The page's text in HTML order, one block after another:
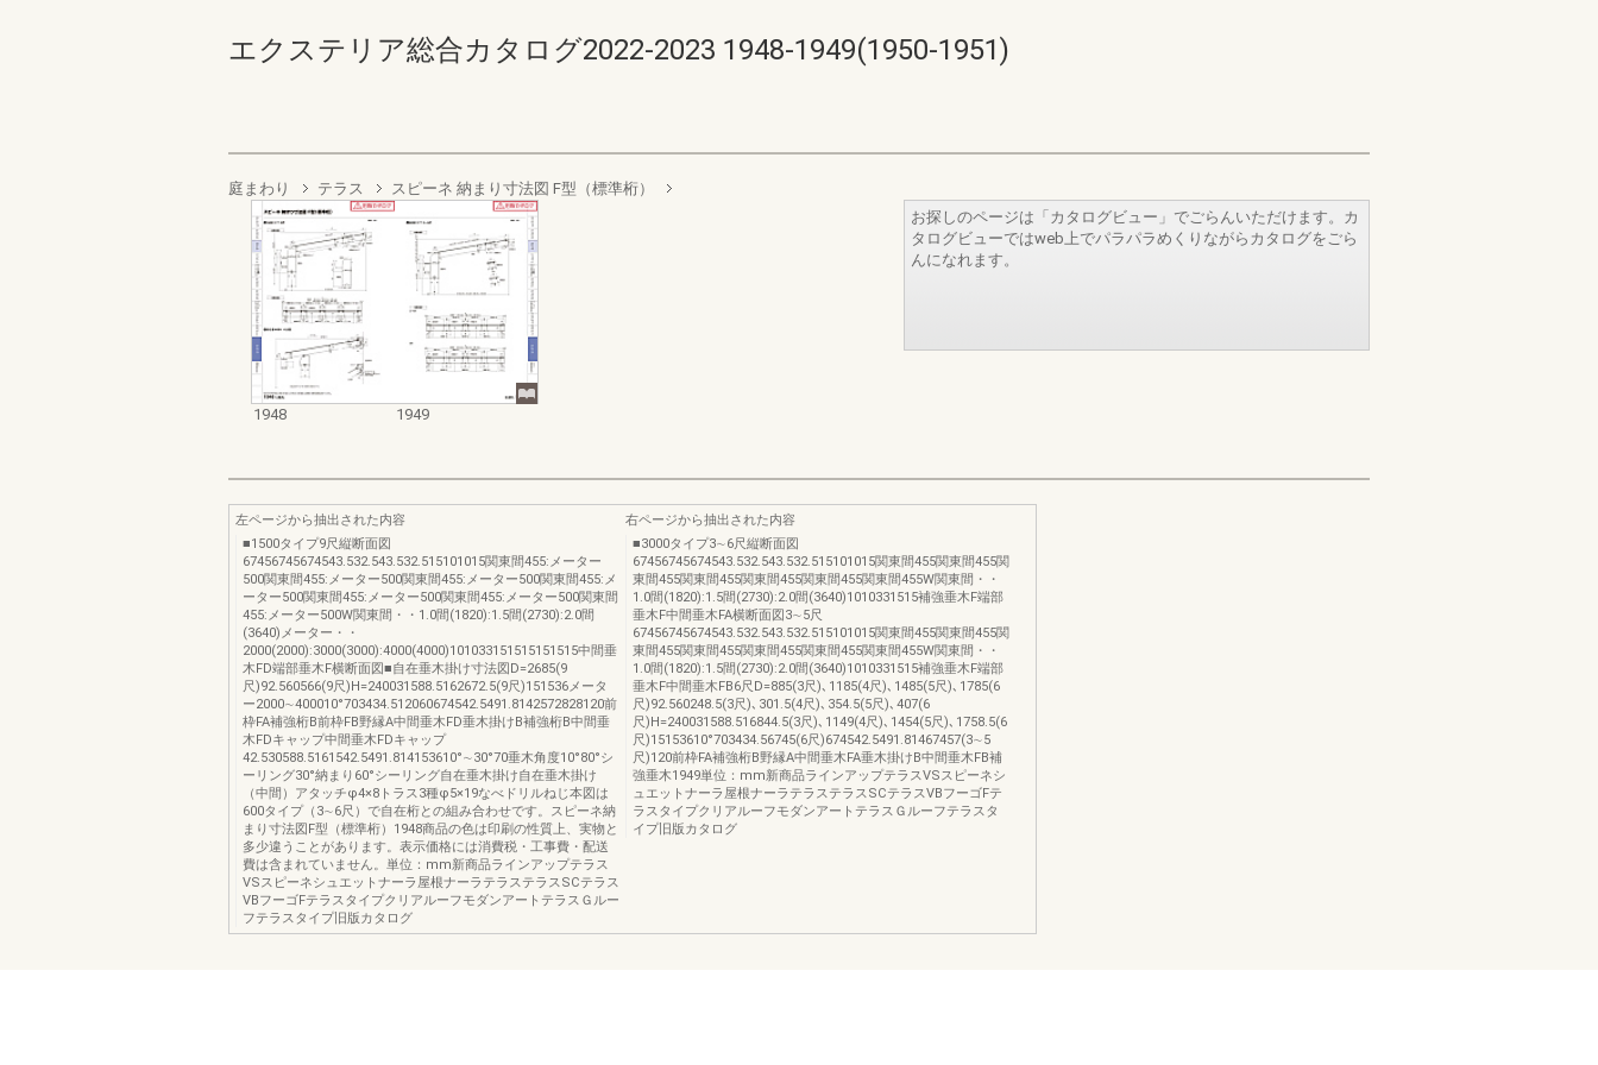
エクステリア総合カタログ2022-2023 1948-1949(1950-1951)
庭まわり テラス スピーネ 納まり寸法図 F型（標準桁）
1948 1949
お探しのページは「カタログビュー」でごらんいただけます。カ
タログビューではweb上でパラパラめくりながらカタログをごら
んになれます。
左ページから抽出された内容
■1500タイプ9尺縦断面図
67456745674543.532.543.532.515101015関東間455:メーター
500関東間455:メーター500関東間455:メーター500関東間455:メ
ーター500関東間455:メーター500関東間455:メーター500関東間
455:メーター500W関東間・・1.0間(1820):1.5間(2730):2.0間
(3640)メーター・・
2000(2000):3000(3000):4000(4000)101033151515151515中間垂
木FD端部垂木F横断面図■自在垂木掛け寸法図D=2685(9
尺)92.560566(9尺)H=240031588.5162672.5(9尺)151536メータ
ー2000∼400010°703434.512060674542.5491.8142572828120前
枠FA補強桁B前枠FB野縁A中間垂木FD垂木掛けB補強桁B中間垂
木FDキャップ中間垂木FDキャップ
42.530588.5161542.5491.814153610°∼30°70垂木角度10°80°シ
ーリング30°納まり60°シーリング自在垂木掛け自在垂木掛け
（中間）アタッチφ4×8トラス3種φ5×19なべドリルねじ本図は
600タイプ（3∼6尺）で自在桁との組み合わせです。スピーネ納
まり寸法図F型（標準桁）1948商品の色は印刷の性質上、実物と
多少違うことがあります。表示価格には消費税・工事費・配送
費は含まれていません。単位：mm新商品ラインアップテラス
VSスピーネシュエットナーラ屋根ナーラテラステラスSCテラス
VBフーゴFテラスタイプクリアルーフモダンアートテラスＧルー
フテラスタイプ旧版カタログ
右ページから抽出された内容
■3000タイプ3∼6尺縦断面図
67456745674543.532.543.532.515101015関東間455関東間455関
東間455関東間455関東間455関東間455関東間455W関東間・・
1.0間(1820):1.5間(2730):2.0間(3640)1010331515補強垂木F端部
垂木F中間垂木FA横断面図3∼5尺
67456745674543.532.543.532.515101015関東間455関東間455関
東間455関東間455関東間455関東間455関東間455W関東間・・
1.0間(1820):1.5間(2730):2.0間(3640)1010331515補強垂木F端部
垂木F中間垂木FB6尺D=885(3尺)､1185(4尺)､1485(5尺)､1785(6
尺)92.560248.5(3尺)､301.5(4尺)､354.5(5尺)､407(6
尺)H=240031588.516844.5(3尺)､1149(4尺)､1454(5尺)､1758.5(6
尺)15153610°703434.56745(6尺)674542.5491.81467457(3∼5
尺)120前枠FA補強桁B野縁A中間垂木FA垂木掛けB中間垂木FB補
強垂木1949単位：mm新商品ラインアップテラスVSスピーネシ
ュエットナーラ屋根ナーラテラステラスSCテラスVBフーゴFテ
ラスタイプクリアルーフモダンアートテラスＧルーフテラスタ
イプ旧版カタログ